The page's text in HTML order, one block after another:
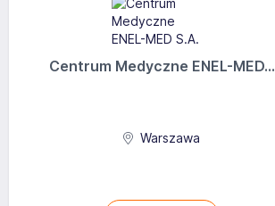
Centrum Medyczne ENEL-MED...
Warszawa